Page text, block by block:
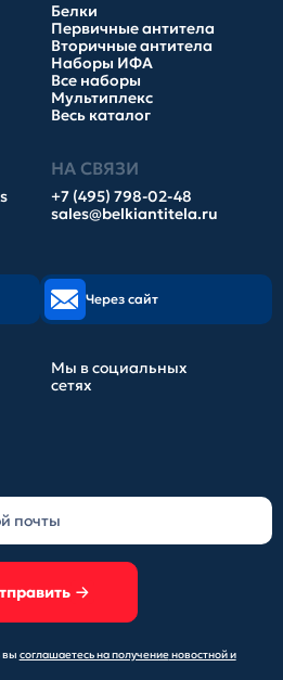
Белки
Первичные антитела
Вторичные антитела
Наборы ИФА
Все наборы
Мультиплекс
Весь каталог
НА СВЯЗИ
+7 (495) 798-02-48
sales@belkiantitela.ru
вы соглашаетесь на получениеновостной и
Через сайт
Мы в социальных
сетях